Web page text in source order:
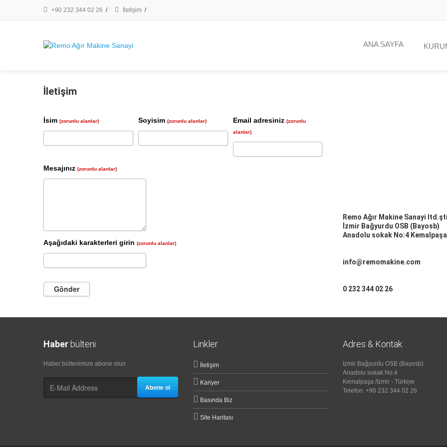
+90 232 344 02 26 / İletişim /
ANA SAYFA
İletişim
İsim (zorunlu alanlar) Soyisim (zorunlu alanlar) Email adresiniz (zorunlu
alanlar)
Mesajınız (zorunlu alanlar)
Aşağıdaki karakterleri girin (zorunlu alanlar)
Gönder
Remo Ağır Makine Sanayi ltd.şti
İzmir Bağyurdu OSB (Bayosb)
Anadolu sokak No:4
info@remomakine.com
0 232 344 02 26
Haber bülteni
Haber bültenimize abone olun
Abone ol
Linkler
İletişim
Kariyer
Basında Biz
Site Haritası
Adres & Kontak
Izmir Bağyurdu OSB (Bayosb)
Anadolu sokak No:4
Kemalpaşa /Izmir - Türkiye
Telefon: +90 232 344 02 26